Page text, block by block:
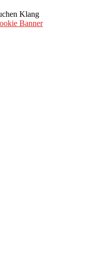
Klang
Banner